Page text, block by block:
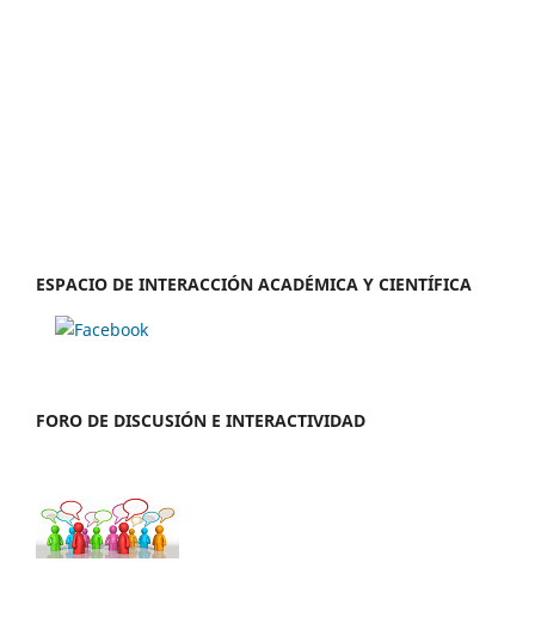
ESPACIO DE INTERACCIÓN ACADÉMICA Y CIENTÍFICA
FORO DE DISCUSIÓN E INTERACTIVIDAD